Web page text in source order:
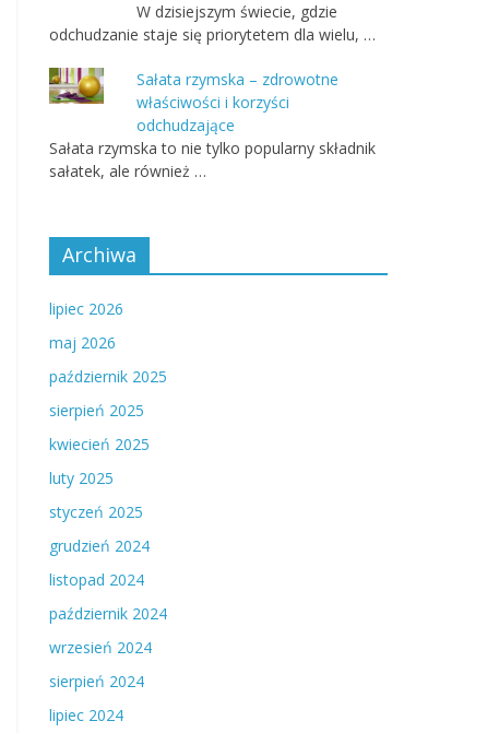
W dzisiejszym świecie, gdzie
odchudzanie staje się priorytetem dla wielu, …
Sałata rzymska – zdrowotne
właściwości i korzyści
odchudzające
Sałata rzymska to nie tylko popularny składnik
sałatek, ale również …
Archiwa
lipiec 2026
maj 2026
październik 2025
sierpień 2025
kwiecień 2025
luty 2025
styczeń 2025
grudzień 2024
listopad 2024
październik 2024
wrzesień 2024
sierpień 2024
lipiec 2024